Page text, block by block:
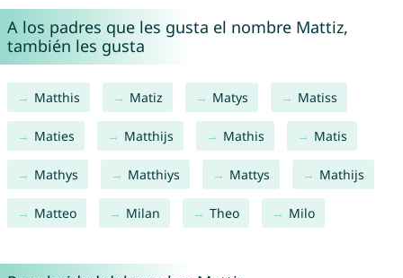
A los padres que les gusta el nombre Mattiz,
también les gusta
Matthis Matiz Matys Matiss
Maties Matthijs Mathis Matis
Mathys Matthiys Mattys Mathijs
Matteo Milan Theo Milo